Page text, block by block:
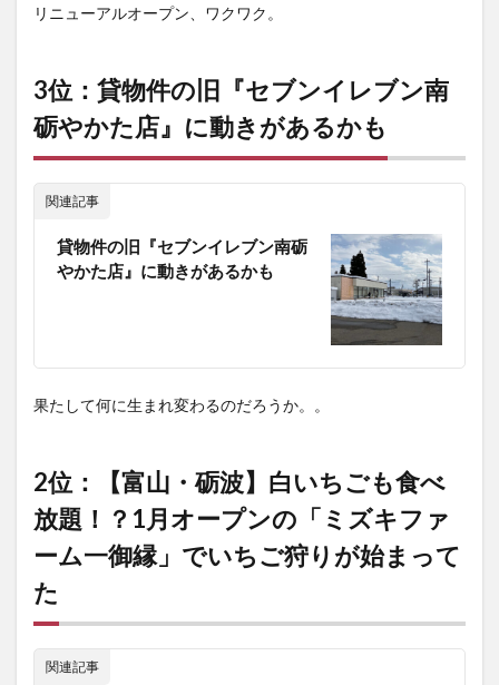
貸物
『セ
ブン
イレ
ブン
南砺
た
に動
きが
ある
【富
波】白
放
題！？
1月オ
ープン
の「ミ
ァーム
狩りが
リニューアルオープン、ワクワク。
3位：貸物件の旧『セブンイレブン南
砺やかた店』に動きがあるかも
関連記事
貸物件の旧『セブンイレブン南砺
やかた店』に動きがあるかも
果たして何に生まれ変わるのだろうか。。
2位：【富山・砺波】白いちごも食べ
放題！？1月オープンの「ミズキファ
ーム一御縁」でいちご狩りが始まって
た
関連記事